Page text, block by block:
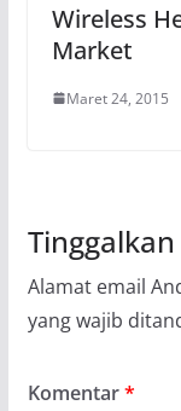
Wireless
Market
Maret 24, 2015
Alamat email
yang wajib
Komentar*